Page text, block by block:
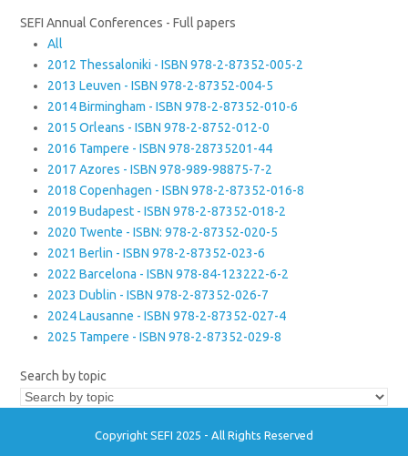
SEFI Annual Conferences - Full papers
All
2012 Thessaloniki - ISBN 978-2-87352-005-2
2013 Leuven - ISBN 978-2-87352-004-5
2014 Birmingham - ISBN 978-2-87352-010-6
2015 Orleans - ISBN 978-2-8752-012-0
2016 Tampere - ISBN 978-28735201-44
2017 Azores - ISBN 978-989-98875-7-2
2018 Copenhagen - ISBN 978-2-87352-016-8
2019 Budapest - ISBN 978-2-87352-018-2
2020 Twente - ISBN: 978-2-87352-020-5
2021 Berlin - ISBN 978-2-87352-023-6
2022 Barcelona - ISBN 978-84-123222-6-2
2023 Dublin - ISBN 978-2-87352-026-7
2024 Lausanne - ISBN 978-2-87352-027-4
2025 Tampere - ISBN 978-2-87352-029-8
Search by topic
Copyright SEFI 2025 - All Rights Reserved